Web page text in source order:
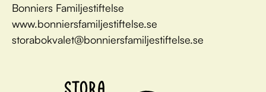
Bonniers Familjestiftelse
www.bonniersfamiljestiftelse.se
storabokvalet@bonniersfamiljestiftelse.se